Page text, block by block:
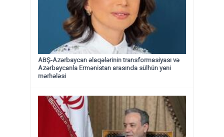
ABŞ-Azərbaycan əlaqələrinin transformasiyası və
Azərbaycanla Ermənistan arasında sülhün yeni
mərhələsi